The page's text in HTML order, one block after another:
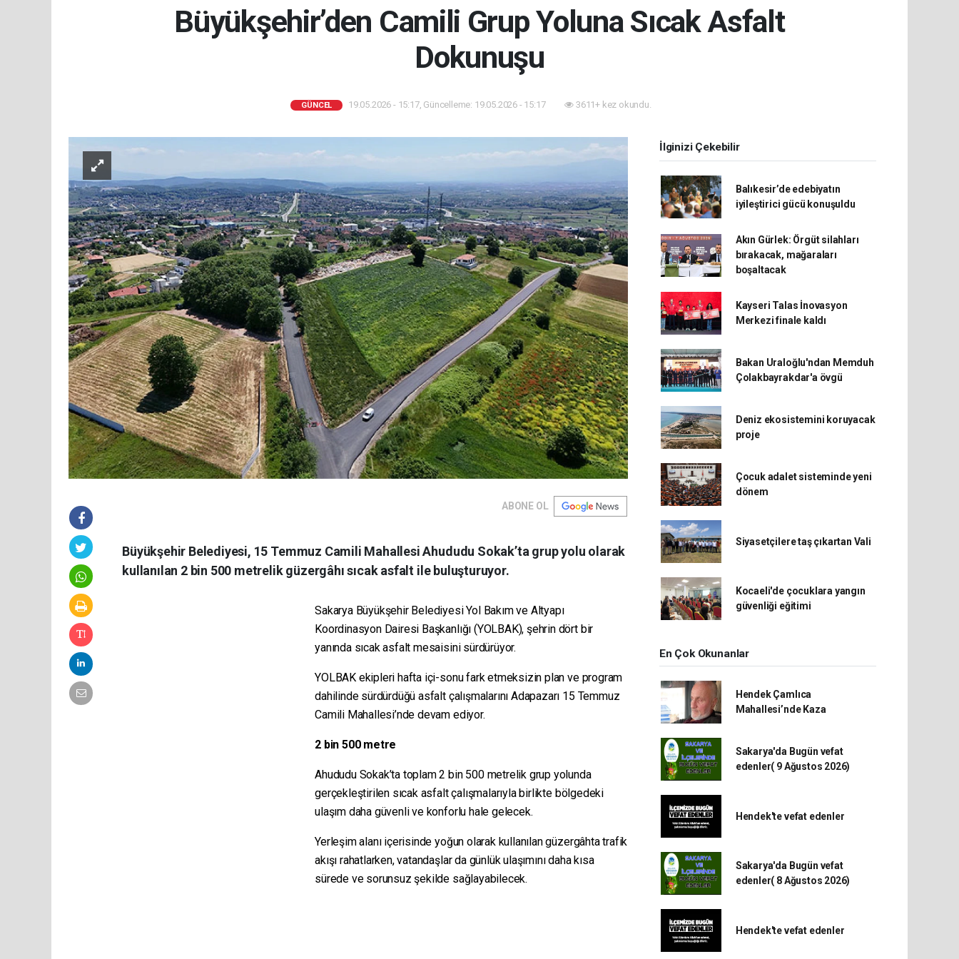
Büyükşehir’den Camili Grup Yoluna Sıcak Asfalt
Dokunuşu
GÜNCEL 19.05.2026 - 15:17, Güncelleme: 19.05.2026 - 15:17 3611+ kez okundu.
ABONE OL
Büyükşehir Belediyesi, 15 Temmuz Camili Mahallesi Ahududu Sokak’ta grup yolu olarak
kullanılan 2 bin 500 metrelik güzergâhı sıcak asfalt ile buluşturuyor.
Sakarya Büyükşehir Belediyesi Yol Bakım ve Altyapı
Koordinasyon Dairesi Başkanlığı (YOLBAK), şehrin dört bir
yanında sıcak asfalt mesaisini sürdürüyor.
YOLBAK ekipleri hafta içi-sonu fark etmeksizin plan ve program
dahilinde sürdürdüğü asfalt çalışmalarını Adapazarı 15 Temmuz
Camili Mahallesi’nde devam ediyor.
2 bin 500 metre
Ahududu Sokak’ta toplam 2 bin 500 metrelik grup yolunda
gerçekleştirilen sıcak asfalt çalışmalarıyla birlikte bölgedeki
ulaşım daha güvenli ve konforlu hale gelecek.
Yerleşim alanı içerisinde yoğun olarak kullanılan güzergâhta trafik
akışı rahatlarken, vatandaşlar da günlük ulaşımını daha kısa
sürede ve sorunsuz şekilde sağlayabilecek.
İlginizi Çekebilir
Balıkesir’de edebiyatın
iyileştirici gücü konuşuldu
Akın Gürlek: Örgüt silahları
bırakacak, mağaraları
boşaltacak
Kayseri Talas İnovasyon
Merkezi finale kaldı
Bakan Uraloğlu'ndan Memduh
Çolakbayrakdar'a övgü
Deniz ekosistemini koruyacak
proje
Çocuk adalet sisteminde yeni
dönem
Siyasetçilere taş çıkartan Vali
Kocaeli'de çocuklara yangın
güvenliği eğitimi
En Çok Okunanlar
Hendek Çamlıca
Mahallesi’nde Kaza
Sakarya'da Bugün vefat
edenler( 9 Ağustos 2026)
Hendek'te vefat edenler
Sakarya'da Bugün vefat
edenler( 8 Ağustos 2026)
Hendek'te vefat edenler